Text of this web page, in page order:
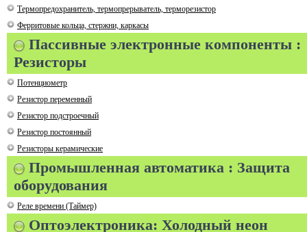
Термопредохранитель, термопрерыватель, терморезистор
Ферритовые кольца, стержни, каркасы
Пассивные электронные компоненты :
Резисторы
Потенциометр
Резистор переменный
Резистор подстроечный
Резистор постоянный
Резисторы керамические
Промышленная автоматика : Защита
оборудования
Реле времени (Таймер)
Оптоэлектроника: Холодный неон